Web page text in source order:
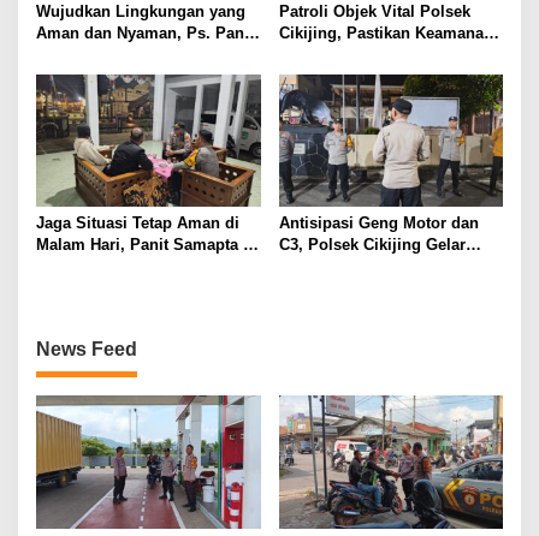
Wujudkan Lingkungan yang
Aman dan Nyaman, Ps. Panit
Sambangi Warga Desa
Cikijing
Patroli Objek Vital Polsek
Cikijing, Pastikan Keamanan
Aman Kepada Masyarakat
Jaga Situasi Tetap Aman di
Malam Hari, Panit Samapta II
Antisipasi Geng Motor dan
C3, Polsek Cikijing Gelar
News Feed